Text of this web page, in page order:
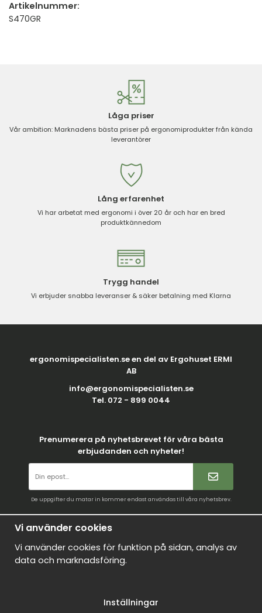
Artikelnummer:
S470GR
Låga priser
Vår ambition: Marknadens bästa priser på ergonomiprodukter från kända
leverantörer
Lång erfarenhet
Vi har arbetat med ergonomi i över 20 år och har en bred
produktkännedom
Trygg handel
Vi erbjuder snabba leveranser & säker betalning med Klarna
ergonomispecialisten.se en del av Ergohuset ERMI
AB
info@ergonomispecialisten.se
Tel. 072 - 899 0044
Prenumerera på nyhetsbrevet för våra bästa
erbjudanden och nyheter!
De uppgifter du matar in kommer endast användas till våra nyhetsbrev.
Mina favoriter
Logga in
Nyheter
Vi använder cookies
Vi använder cookies för funktion på sidan, analys av
data och marknadsföring.
Inställningar